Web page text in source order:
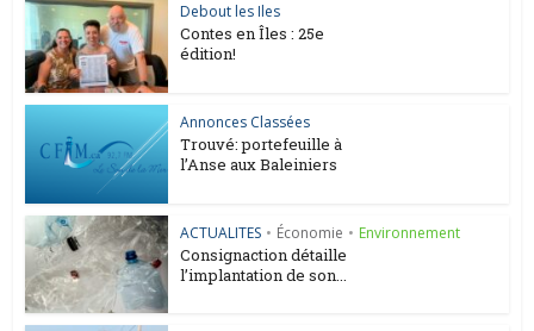
Debout les Iles
Contes en Îles : 25e
édition!
Annonces Classées
Trouvé: portefeuille à
l’Anse aux Baleiniers
ACTUALITES • Économie • Environnement
Consignaction détaille
l’implantation de son...